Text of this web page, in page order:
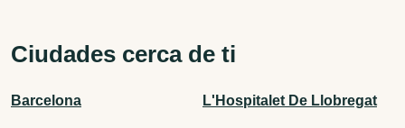
Ciudades cerca de ti
Barcelona L'Hospitalet De Llobregat